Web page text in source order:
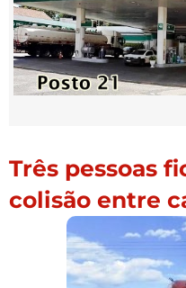
Três pessoas
colisão entre